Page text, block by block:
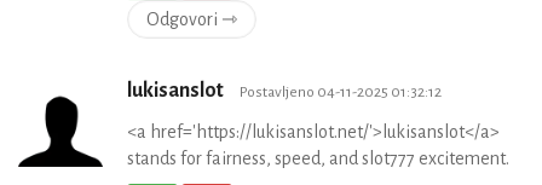
Odgovori ⇾
lukisanslot Postavljeno 04-11-2025 01:32:12
<a href='https://lukisanslot.net/'>lukisanslot</a>
stands for fairness, speed, and slot777 excitement.